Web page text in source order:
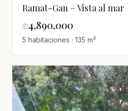
Ramat-Gan – Vista al mar
₪4,890,000
5 habitaciones · 135 m²